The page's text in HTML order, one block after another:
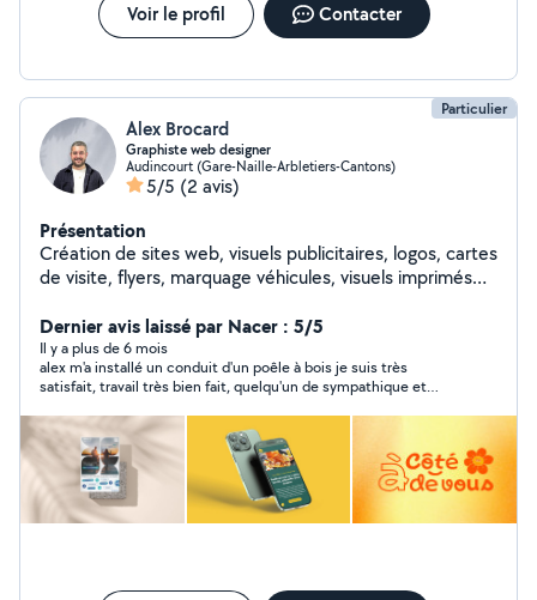
Voir le profil Contacter
Particulier
Alex Brocard
Graphiste web designer
Audincourt (Gare-Naille-Arbletiers-Cantons)
5/5 (2 avis)
Présentation
Création de sites web, visuels publicitaires, logos, cartes
de visite, flyers, marquage véhicules, visuels imprimés
Dernier avis laissé par Nacer : 5/5
Il y a plus de 6 mois
alex m'a installé un conduit d'un poêle à bois je suis très
satisfait, travail très bien fait, quelqu'un de sympathique et